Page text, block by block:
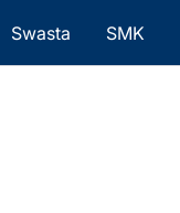
Swasta SMK